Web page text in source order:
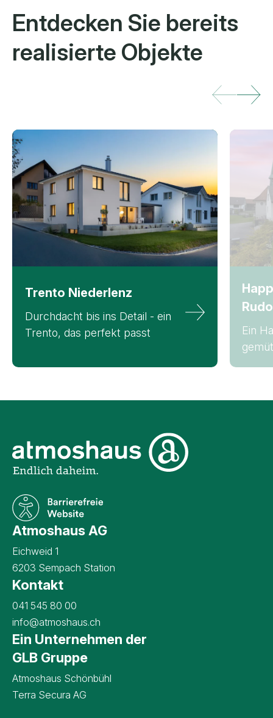
Entdecken Sie bereits
realisierte Objekte
Trento Niederlenz
Durchdacht bis ins Detail - ein
Trento, das perfekt passt
Ein
Atmoshaus AG
Eichweid 1
6203 Sempach Station
Kontaktangaben Atmoshaus AG
Kontakt
041 545 80 00
info@atmoshaus.ch
Ein Unternehmen der
GLB Gruppe
Atmoshaus Schönbühl
Terra Secura AG